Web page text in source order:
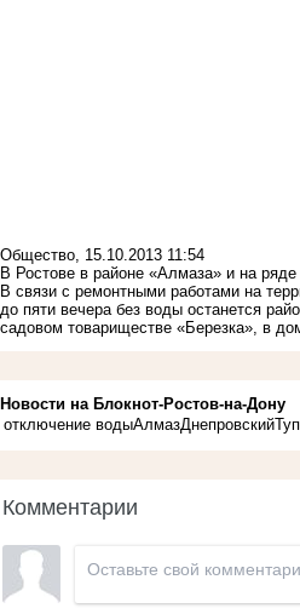
Общество, 15.10.2013 11:54
В Ростове в районе «Алмаза» и на
В связи с ремонтными работами на
до пяти вечера без воды останется
садовом товариществе «Березка», в
Новости на Блoкнoт-Ростов-на-Дону
отключение водыАлмазДнепровский
Комментарии